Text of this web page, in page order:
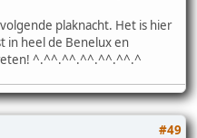
plaknacht. Het is hier
in heel de Benelux en
^.^^.^^.^^.^^.^^.^
#49